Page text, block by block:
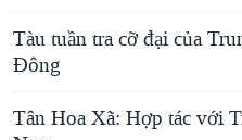
Tàu tuần tra cỡ đại của
Đông
Tân Hoa Xã: Hợp tác với